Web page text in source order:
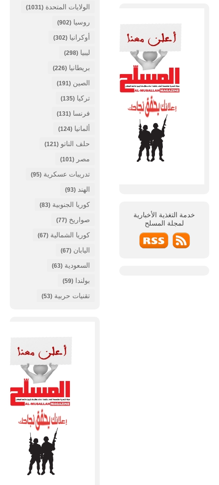
خدمة التغذية الأخبارية
لمجلة المسلح
الولايات المتحدة (1031)
روسيا (902)
أوكرانيا (302)
ليبيا (298)
بريطانيا (226)
الصين (191)
تركيا (135)
فرنسا (131)
ألمانيا (124)
حلف الناتو (121)
مصر (101)
تدريبات عسكرية (95)
الهند (93)
كوريا الجنوبية (83)
صواريخ (77)
كوريا الشمالية (67)
اليابان (67)
السعودية (63)
بولندا (59)
تقنيات حربية (53)